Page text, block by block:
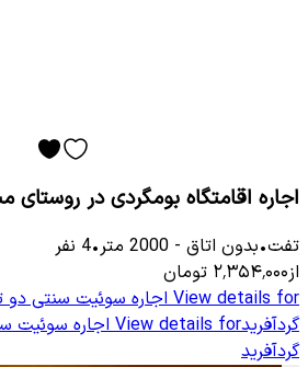
اجاره اقامتگاه بومگردی در روستای
تفت•بدون اتاق -
2000 متر•
4 نفر
از۲٬۳۵۴٬۰۰۰ تومان
View details for اجاره سوئیت سنتی دو
گردآفریدView details for اجاره سوئیت
گردآفرید